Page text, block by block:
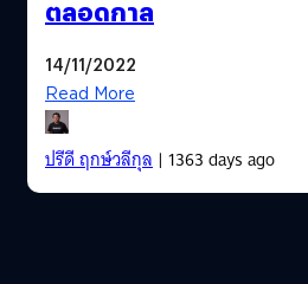
ตลอดกาล
14/11/2022
Read More
ปรีดี ฤกษ์วลีกุล| 1363 days ago